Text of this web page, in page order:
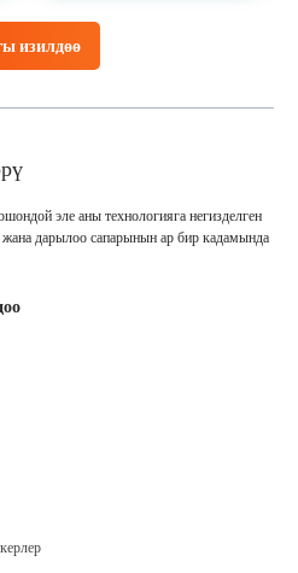
изилдөө
эле аны технологияга негизделген
дарылоо сапарынын ар бир кадамында